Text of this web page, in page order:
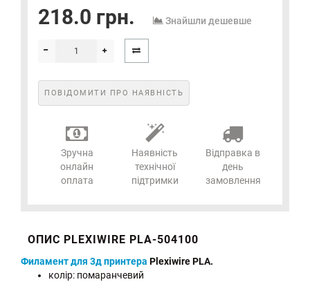
218.0 грн. Знайшли дешевше
ПОВІДОМИТИ ПРО НАЯВНІСТЬ
Зручна
онлайн
оплата
Наявність
технічної
підтримки
Відправка в
день
замовлення
ОПИС PLEXIWIRE PLA-504100
Филамент для 3д принтера Plexiwire PLA.
колір: помаранчевий